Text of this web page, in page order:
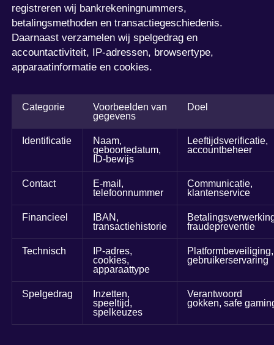
registreren wij bankrekeningnummers,
betalingsmethoden en transactiegeschiedenis.
Daarnaast verzamelen wij spelgedrag en
accountactiviteit, IP-adressen, browsertype,
apparaatinformatie en cookies.
Categorie
Voorbeelden van
gegevens
Doel
Identificatie
Naam,
geboortedatum,
ID-bewijs
Leeftijdsverificatie,
accountbeheer
Contact
E-mail,
telefoonnummer
Communicatie,
klantenservice
Financieel
IBAN,
transactiehistorie
fraudepreventie
Technisch
IP-adres,
cookies,
apparaattype
Platformbeveiliging,
gebruikerservaring
Spelgedrag
Inzetten,
speeltijd,
spelkeuzes
Verantwoord
gokken, safe